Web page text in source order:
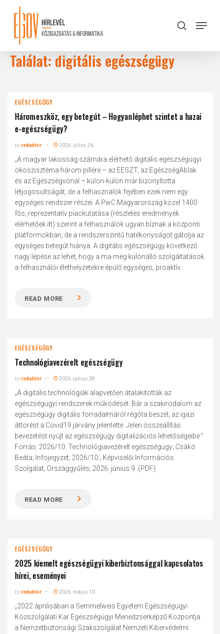
content
search
Menu
Találat: digitális egészségügy
EGÉSZSÉGÜGY
Három eszköz, egy betegút – Hogyan léphet szintet a hazai
e-egészségügy?
byredaktor 2026. július 26.
„A magyar lakosság számára elérhető digitális egészségügyi
ökoszisztéma három pillére – az EESZT, az EgészségAblak
és az Egészségvonal – külön-külön már bizonyította
létjogosultságát, de a felhasználók fejében ezek nem egy
egységes rendszer részei. A PwC Magyarország közel 1400
fős, reprezentatív piackutatása (részletes eredmények
elérhetőek itt) szerint a felhasználók ugyan bíznak a központi
platformokban, de a rendszerszintű hatékonyságot gátolja az
egységes betegút hiánya. A digitális egészségügy következő
nagy lépése az lehet, hogy a ma még különálló szolgáltatások
a felhasználói élethelyzetekre épülő egységes, proaktív...
READ MORE
EGÉSZSÉGÜGY
Technológiavezérelt egészségügy
byredaktor 2026. június 28.
„A digitális technológiák alapvetően átalakították az
egészségügyi rendszerek működését. Bár a szakirodalom az
egészségügy digitális forradalmáról régóta beszél, az igazi
áttörést a Covid19 járvány jelentette. Jelen összeállítás
bevezetést nyújt az egészségügy digitalizációs lehetőségeibe.”
Forrás: 2026/10. Technológiavezérelt egészségügy; Csákó
Beáta; Infojegyzet; 2026/10.; Képviselői Információs
Szolgálat; Országgyűlés; 2026. június 9. (PDF)
READ MORE
EGÉSZSÉGÜGY
2025 kiemelt egészségügyi kiberbiztonsággal kapcsolatos
hírei, eseményei
byredaktor 2026. május 10.
„2022 áprilisában a Semmelweis Egyetem Egészségügyi
Közszolgálati Kar Egészségügyi Menedzserképző Központja
a Nemzetbiztonsági Szakszolgálat Nemzeti Kibervédelmi
Close